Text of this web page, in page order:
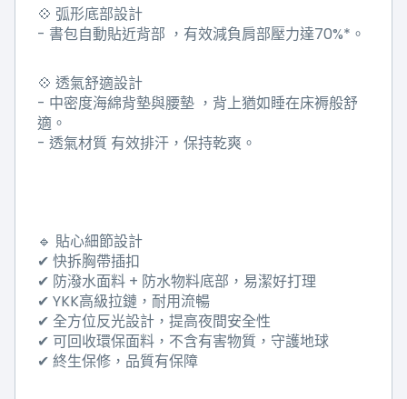
💠 弧形底部設計
- 書包自動貼近背部 ，有效減負肩部壓力達70%* 。
💠 透氣舒適設計
- 中密度海綿背墊與腰墊 ，背上猶如睡在床褥般舒
適。
- 透氣材質 有效排汗，保持乾爽。
🔹 貼心細節設計
✔ 快拆胸帶插扣
✔ 防潑水面料 + 防水物料底部，易潔好打理
✔ YKK高級拉鏈，耐用流暢
✔ 全方位反光設計，提高夜間安全性
✔ 可回收環保面料，不含有害物質，守護地球
✔ 終生保修，品質有保障